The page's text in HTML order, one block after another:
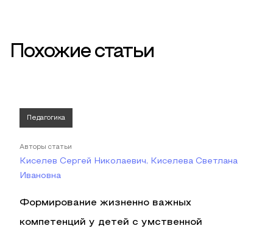
Похожие статьи
Педагогика
Авторы статьи
Киселев Сергей Николаевич, Киселева Светлана
Ивановна
Формирование жизненно важных
компетенций у детей с умственной